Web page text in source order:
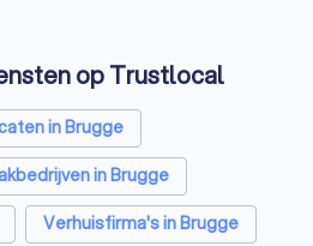
op Trustlocal
in Brugge
in Brugge
Verhuisfirma's in Brugge